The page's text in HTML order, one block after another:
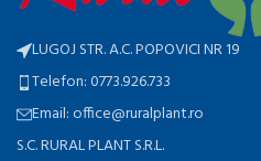
LUGOJ STR. A.C. POPOVICI NR 19
Telefon: 0773.926.733
Email: office@ruralplant.ro
S.C. RURAL PLANT S.R.L.